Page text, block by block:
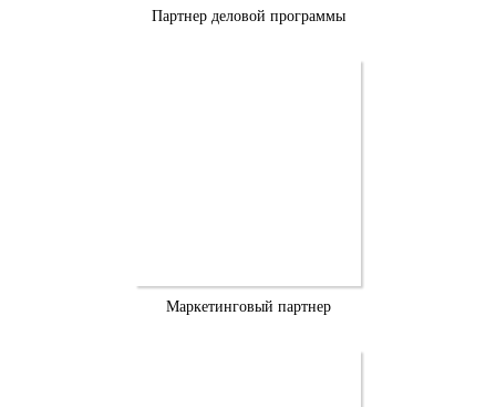
Партнер деловой программы
Маркетинговый партнер